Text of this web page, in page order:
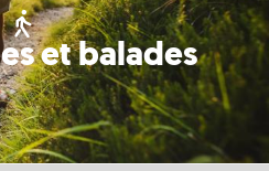
et balades